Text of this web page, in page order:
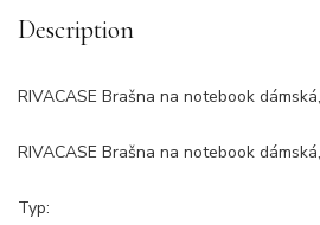
Description
RIVACASE Brašna na notebook
RIVACASE Brašna na notebook
Typ: